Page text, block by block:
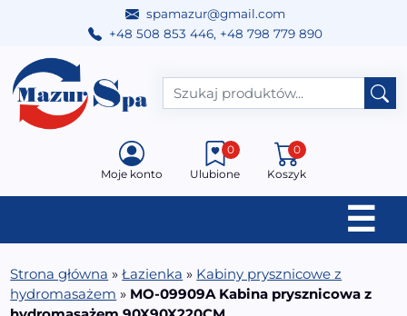
spamazur@gmail.com
+48 508 853 446, +48 798 779 890
Przejdź do treści
Main Navigation
Moje konto Ulubione
0
Koszyk
0
☰
Strona główna »Łazienka » Kabiny prysznicowe z
hydromasażem » MO-09909A Kabina prysznicowa z